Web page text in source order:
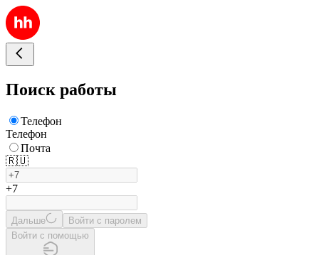
Поиск работы
Телефон
Телефон
Почта
🇷🇺
+7
Дальше
Войти с паролем
Войти с помощью